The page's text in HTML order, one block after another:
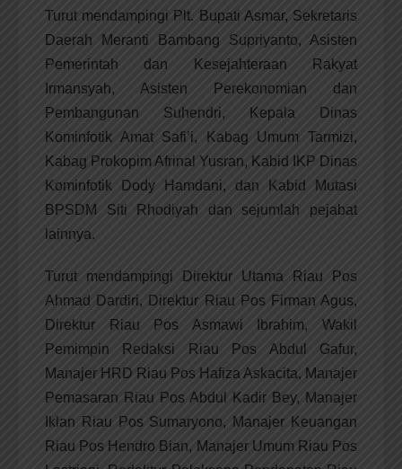
Turut mendampingi Plt. Bupati Asmar, Sekretaris
Daerah Meranti Bambang Supriyanto, Asisten
Pemerintah dan Kesejahteraan Rakyat
Irmansyah, Asisten Perekonomian dan
Pembangunan Suhendri, Kepala Dinas
Kominfotik Amat Safi’i, Kabag Umum Tarmizi,
Kabag Prokopim Afrinal Yusran, Kabid IKP Dinas
Kominfotik Dody Hamdani, dan Kabid Mutasi
BPSDM Siti Rhodiyah dan sejumlah pejabat
lainnya.
Turut mendampingi Direktur Utama Riau Pos
Ahmad Dardiri, Direktur Riau Pos Firman Agus,
Direktur Riau Pos Asmawi Ibrahim, Wakil
Pemimpin Redaksi Riau Pos Abdul Gafur,
Manajer HRD Riau Pos Hafiza Askacita, Manajer
Pemasaran Riau Pos Abdul Kadir Bey, Manajer
Iklan Riau Pos Sumaryono, Manajer Keuangan
Riau Pos Hendro Bian, Manajer Umum Riau Pos